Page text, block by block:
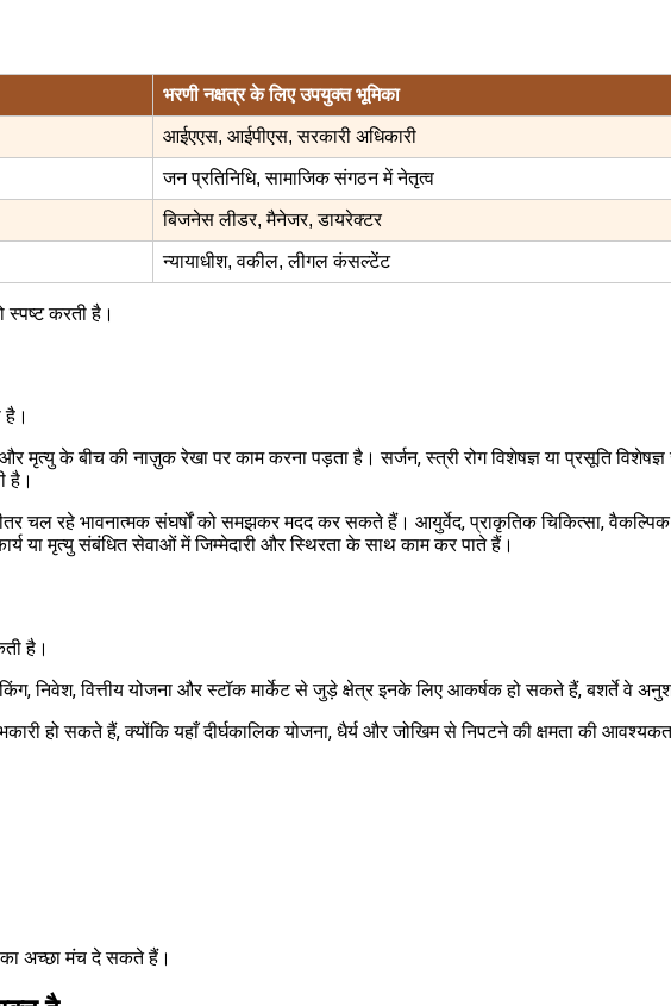
भरणी नक्षत्र के लिए उपयुक्त भूमिका
आईएएस, आईपीएस, सरकारी अधिकारी
जन प्रतिनिधि, सामाजिक संगठन में नेतृत्व
बिजनेस लीडर, मैनेजर, डायरेक्टर
न्यायाधीश, वकील, लीगल कंसल्टेंट
स्पष्ट करती है।
है।
के बीच की नाज़ुक रेखा पर काम करना पड़ता है। सर्जन, स्त्री रोग विशेषज्ञ या प्रसूति
है।
चल रहे भावनात्मक संघर्षों को समझकर मदद कर सकते हैं। आयुर्वेद, प्राकृतिक चिकित्सा,
या मृत्यु संबंधित सेवाओं में जिम्मेदारी और स्थिरता के साथ काम कर पाते हैं।
है।
निवेश, वित्तीय योजना और स्टॉक मार्केट से जुड़े क्षेत्र इनके लिए आकर्षक हो सकते हैं, बशर्ते वे
हो सकते हैं, क्योंकि यहाँ दीर्घकालिक योजना, धैर्य और जोखिम से निपटने की क्षमता की
का अच्छा मंच दे सकते हैं।